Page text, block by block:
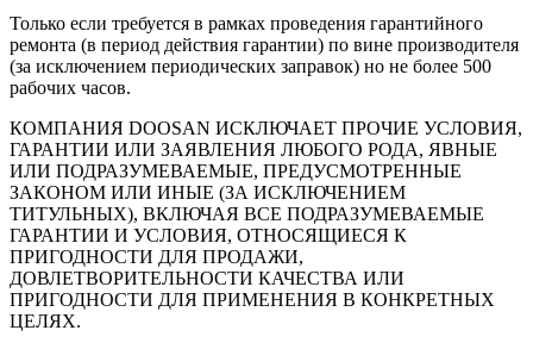
Только если требуется в рамках проведения гарантийного
ремонта (в период действия гарантии) по вине производителя
(за исключением периодических заправок) но не более 500
рабочих часов.
КОМПАНИЯ DOOSAN ИСКЛЮЧАЕТ ПРОЧИЕ УСЛОВИЯ,
ГАРАНТИИ ИЛИ ЗАЯВЛЕНИЯ ЛЮБОГО РОДА, ЯВНЫЕ
ИЛИ ПОДРАЗУМЕВАЕМЫЕ, ПРЕДУСМОТРЕННЫЕ
ЗАКОНОМ ИЛИ ИНЫЕ (ЗА ИСКЛЮЧЕНИЕМ
ТИТУЛЬНЫХ), ВКЛЮЧАЯ ВСЕ ПОДРАЗУМЕВАЕМЫЕ
ГАРАНТИИ И УСЛОВИЯ, ОТНОСЯЩИЕСЯ К
ПРИГОДНОСТИ ДЛЯ ПРОДАЖИ,
ДОВЛЕТВОРИТЕЛЬНОСТИ КАЧЕСТВА ИЛИ
ПРИГОДНОСТИ ДЛЯ ПРИМЕНЕНИЯ В КОНКРЕТНЫХ
ЦЕЛЯХ.